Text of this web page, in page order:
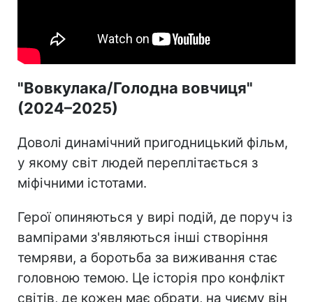
"Вовкулака/Голодна вовчиця"
(2024–2025)
Доволі динамічний пригодницький фільм,
у якому світ людей переплітається з
міфічними істотами.
Герої опиняються у вирі подій, де поруч із
вампірами з'являються інші створіння
темряви, а боротьба за виживання стає
головною темою. Це історія про конфлікт
світів, де кожен має обрати, на чиєму він